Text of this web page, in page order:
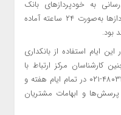
به خودپردازهای بانک
اقتصادنوین اندیشیده شده و این خودپردازها به‌صورت ۲۴ ساعته آماده
بود.
ایام استفاده از بانکداری
کارشناسان مرکز ارتباط با
مشتریان بانک اقتصادنوین به شماره ۴۸۰۳۱۰۰۰-۰۲۱ در تمام ایام هفته و
به پرسش‌ها و ابهامات مشتریان